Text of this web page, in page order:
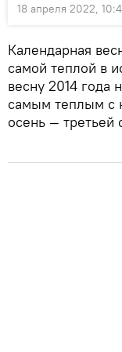
18 апреля 2022,
Календарная
самой теплой в
весну 2014 года
самым теплым с
осень — третьей